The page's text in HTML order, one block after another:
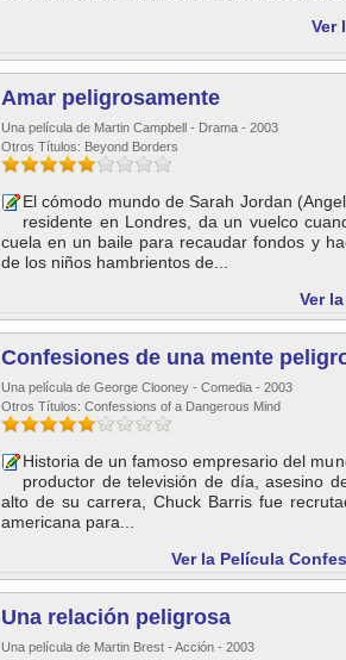
Ver
Amar peligrosamente
Una película de Martin Campbell - Drama - 2003
Otros Títulos: Beyond Borders
El cómodo mundo de Sarah Jordan
residente en Londres, da un vuelco
cuela en un baile para recaudar fondos y
de los niños hambrientos de...
Ver
Confesiones de una mente
Una película de George Clooney - Comedia - 2003
Otros Títulos: Confessions of a Dangerous Mind
Historia de un famoso empresario del
productor de televisión de día, asesino
alto de su carrera, Chuck Barris fue
americana para...
Ver la Película
Una relación peligrosa
Una película de Martin Brest - Acción - 2003